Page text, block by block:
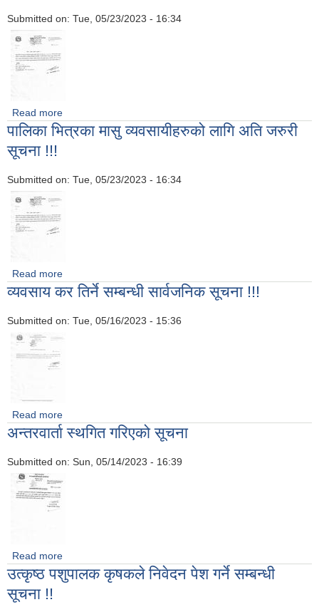
Submitted on: Tue, 05/23/2023 - 16:34
Read more
पालिका भित्रका मासु व्यवसायीहरुको लागि अति जरुरी
सूचना !!!
Submitted on: Tue, 05/23/2023 - 16:34
Read more
व्यवसाय कर तिर्ने सम्बन्धी सार्वजनिक सूचना !!!
Submitted on: Tue, 05/16/2023 - 15:36
Read more
अन्तरवार्ता स्थगित गरिएको सूचना
Submitted on: Sun, 05/14/2023 - 16:39
Read more
उत्कृष्ठ पशुपालक कृषकले निवेदन पेश गर्ने सम्बन्धी
सूचना !!